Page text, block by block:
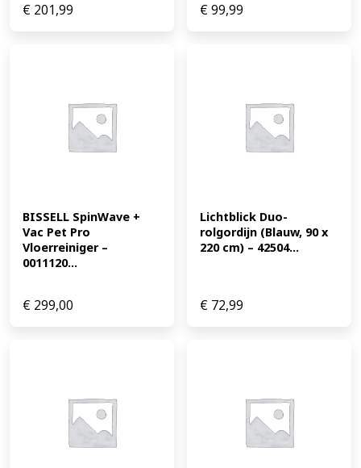
€ 201,99 €99,99
BISSELL SpinWave +
Vac Pet Pro
Vloerreiniger –
0011120...
€ 299,00
Lichtblick Duo-
rolgordijn (Blauw, 90 x
220 cm) – 42504...
€ 72,99